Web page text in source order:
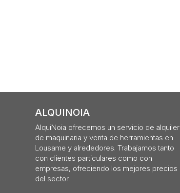
ALQUINOIA
AlquiNoia ofrecemos un servicio de alquiler
de maquinaria y venta de herramientas en
Lousame y alrededores. Trabajamos tanto
con clientes particulares como con
empresas, ofreciendo los mejores precios
del sector.